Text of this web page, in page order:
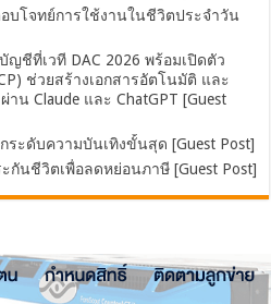
บโจทย์การใช้งานในชีวิตประจำวัน
ญชีที่เวที DAC 2026 พร้อมเปิดตัว
ช่วยสร้างเอกสารอัตโนมัติ และ
น Claude และ ChatGPT [Guest
ระดับความบันเทิงขั้นสุด [Guest Post]
กันชีวิตเพื่อลดหย่อนภาษี [Guest Post]